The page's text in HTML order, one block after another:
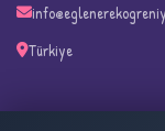
Türkiye